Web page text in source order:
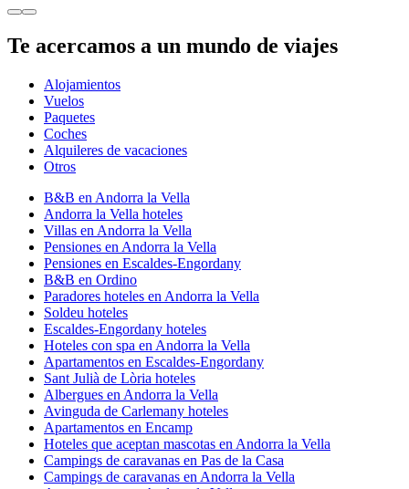
Te acercamos a un mundo de viajes
Alojamientos
Vuelos
Paquetes
Coches
Alquileres de vacaciones
Otros
B&B en Andorra la Vella
Andorra la Vella hoteles
Villas en Andorra la Vella
Pensiones en Andorra la Vella
Pensiones en Escaldes-Engordany
B&B en Ordino
Paradores hoteles en Andorra la Vella
Soldeu hoteles
Escaldes-Engordany hoteles
Hoteles con spa en Andorra la Vella
Apartamentos en Escaldes-Engordany
Sant Julià de Lòria hoteles
Albergues en Andorra la Vella
Avinguda de Carlemany hoteles
Apartamentos en Encamp
Hoteles que aceptan mascotas en Andorra la Vella
Campings de caravanas en Pas de la Casa
Campings de caravanas en Andorra la Vella